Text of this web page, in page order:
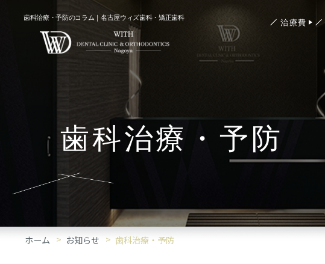
歯科治療・予防のコラム｜名古屋ウィズ歯科・矯正歯科
治療費
歯科治療・予防
ホーム お知らせ 歯科治療・予防